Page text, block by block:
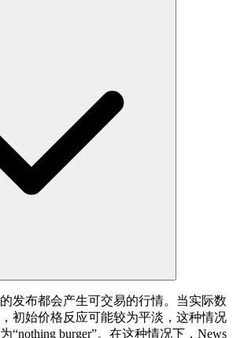
发布都会产生可交易的行情。当实际数
初始价格反应可能较为平淡，这种情况
“nothing burger”。在这种情况下，News